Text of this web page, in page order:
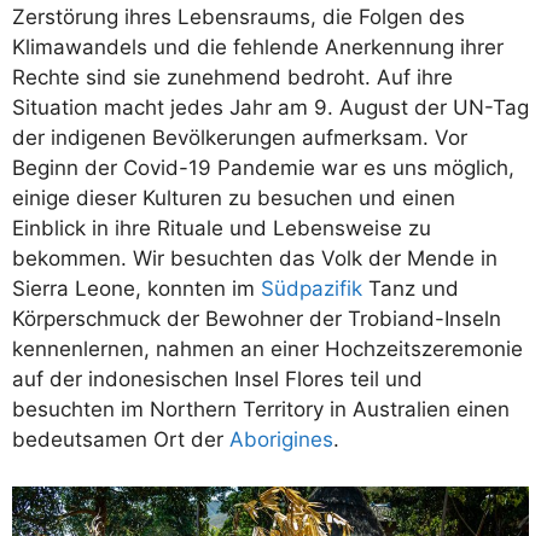
Zerstörung ihres Lebensraums, die Folgen des
Klimawandels und die fehlende Anerkennung ihrer
Rechte sind sie zunehmend bedroht. Auf ihre
Situation macht jedes Jahr am 9. August der UN-Tag
der indigenen Bevölkerungen aufmerksam. Vor
Beginn der Covid-19 Pandemie war es uns möglich,
einige dieser Kulturen zu besuchen und einen
Einblick in ihre Rituale und Lebensweise zu
bekommen. Wir besuchten das Volk der Mende in
Sierra Leone, konnten im Südpazifik Tanz und
Körperschmuck der Bewohner der Trobiand-Inseln
kennenlernen, nahmen an einer Hochzeitszeremonie
auf der indonesischen Insel Flores teil und
besuchten im Northern Territory in Australien einen
bedeutsamen Ort der Aborigines.